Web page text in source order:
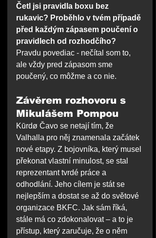
Četl jsi pravidla boxu bez
rukavic? Proběhlo v tvém případě
před každým zápasem poučení o
pravidlech od rozhodčího?
Pravdu povediac - nečítal som to,
ale vždy pred zápasom sme
poučený, co môžme a co nie.
Závěrem rozhovoru s
Mikulášem Pompou
Kūrdø Čavo se netají tím, že
Valhalla pro něj znamenala začátek
nové etapy. Z bojovníka, který musel
překonat vlastní minulost, se stal
reprezentant tvrdé práce a
odhodlání. Jeho cílem je stát se
nejlepším a dostat se až do světové
organizace BKFC. Jak sám říká,
stále má co zdokonalovat – a to je
přístup, který zaručuje, že o něm